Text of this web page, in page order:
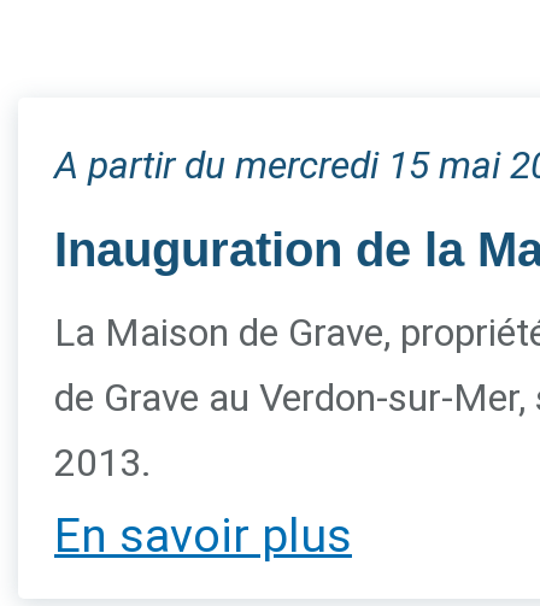
A partir du mercredi 15 mai
Inauguration de la
La Maison de Grave,
de Grave au Verdon-sur-
2013.
En savoir plus